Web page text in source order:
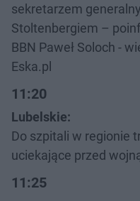
sekretarzem
Stoltenbergiem –
BBN Paweł Soloch -
Eska.pl
11:20
Lubelskie:
Do szpitali w regionie
uciekające przed
11:25